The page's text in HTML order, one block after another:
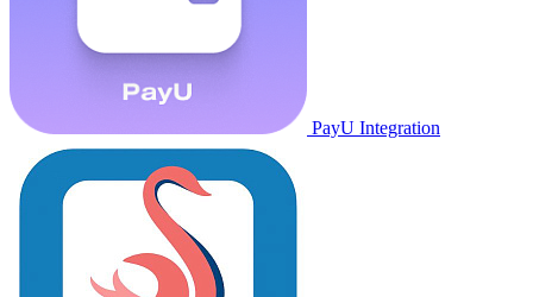
PayU Integration